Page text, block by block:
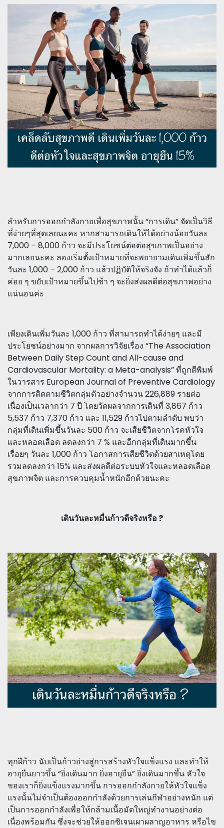
สำหรับการออกกำลังกายเพื่อสุขภาพนั้น “การเดิน” จัดเป็นวิธี
ที่ง่ายๆที่สุดเลยนะคะ หากสามารถเดินให้ได้อย่างน้อยวันละ
7,000 – 8,000 ก้าว จะมีประโยชน์ต่อต่อสุขภาพเป็นอย่าง
มากเลยนะคะ ลองเริ่มตั้งเป้าหมายที่จะพยายามเดินเพิ่มขึ้นสัก
วันละ 1,000 – 2,000 ก้าว แล้วปฏิบัติให้จริงจัง ถ้าทำได้แล้วก็
ค่อย ๆ ขยับเป้าหมายขึ้นไปช้า ๆ จะยิ่งส่งผลดีต่อสุขภาพอย่าง
แน่นอนค่ะ
เพียงเดินเพิ่มวันละ 1,000 ก้าว ที่สามารถทำได้ง่ายๆ และมี
ประโยชน์อย่างมาก จากผลการวิจัยเรื่อง “The Association
Between Daily Step Count and All-cause and
Cardiovascular Mortality: a Meta-analysis” ที่ถูกตีพิมพ์
ในวารสาร European Journal of Preventive Cardiology
จากการติดตามชีวิตกลุ่มตัวอย่างจำนวน 226,889 รายต่อ
เนื่องเป็นเวลากว่า 7 ปี โดยวัดผลจากการเดินที่ 3,867 ก้าว
5,537 ก้าว 7,370 ก้าว และ 11,529 ก้าวไปตามลำดับ พบว่า
กลุ่มที่เดินเพิ่มขึ้นวันละ 500 ก้าว จะเสียชีวิตจากโรคหัวใจ
และหลอดเลือด ลดลงกว่า 7 % และอีกกลุ่มที่เดินมากขึ้น
เรื่อยๆ วันละ 1,000 ก้าว โอกาสการเสียชีวิตด้วยสาเหตุโดย
รวมลดลงกว่า 15% และส่งผลดีต่อระบบหัวใจและหลอดเลือด
สุขภาพจิต และการควบคุมน้ำหนักอีกด้วยนะคะ
เดินวันละหมื่นก้าวดีจริงหรือ ?
ทุกฝีก้าว นับเป็นก้าวย่างสู่การสร้างหัวใจแข็งแรง และทำให้
อายุยืนยาวขึ้น “ยิ่งเดินมาก ยิ่งอายุยืน” ยิ่งเดินมากขึ้น หัวใจ
ของเราก็ยิ่งแข็งแรงมากขึ้น การออกกำลังกายให้หัวใจแข็ง
แรงนั้นไม่จำเป็นต้องออกกำลังด้วยการเล่นกีฬาอย่างหนัก แต่
เป็นการออกกำลังเพื่อให้กล้ามเนื้อมัดใหญ่ทำงานอย่างต่อ
เนื่องพร้อมกัน ซึ่งจะช่วยให้ออกซิเจนเผาผลาญอาหาร หรือไข